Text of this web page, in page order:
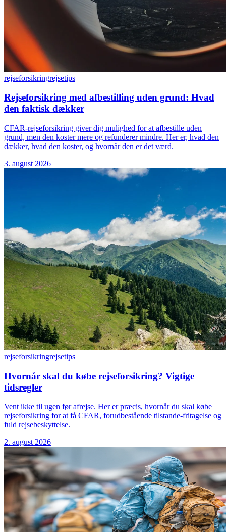
rejseforsikringrejsetips
Rejseforsikring med afbestilling uden grund: Hvad
den faktisk dækker
CFAR-rejseforsikring giver dig mulighed for at afbestille uden
grund, men den koster mere og refunderer mindre. Her er, hvad den
dækker, hvad den koster, og hvornår den er det værd.
3. august 2026
rejseforsikringrejsetips
Hvornår skal du købe rejseforsikring? Vigtige
tidsregler
Vent ikke til ugen før afrejse. Her er præcis, hvornår du skal købe
rejseforsikring for at få CFAR, forudbestående tilstande-fritagelse og
fuld rejsebeskyttelse.
2. august 2026